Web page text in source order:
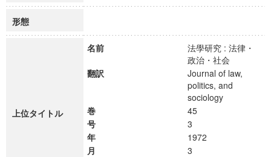
形態
上位タイトル
名前
法學研究 : 法律・
政治・社会
翻訳
Journal of law,
politics, and
sociology
巻
45
号
3
年
1972
月
3